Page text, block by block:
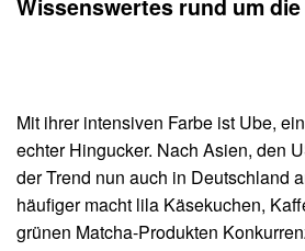
Wissenswertes rund um
Mit ihrer intensiven Farbe ist Ube,
echter Hingucker. Nach Asien, den
der Trend nun auch in Deutschland
häufiger macht lila Käsekuchen,
grünen Matcha-Produkten